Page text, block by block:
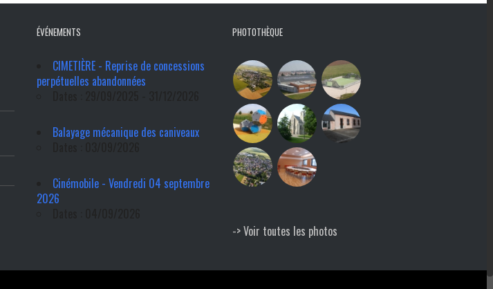
ÉVÉNEMENTS
CIMETIÈRE - Reprise de concessions
perpétuelles abandonnées
Balayage mécanique des caniveaux
Cinémobile - Vendredi 04 septembre
2026
PHOTOTHÈQUE
-> Voir toutes les photos